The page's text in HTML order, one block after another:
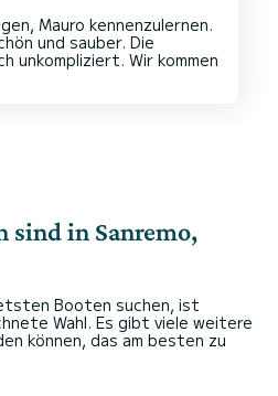
Mauro kennenzulernen.
und sauber. Die
unkompliziert. Wir kommen
sind in Sanremo,
Booten suchen, ist
Wahl. Es gibt viele weitere
können, das am besten zu